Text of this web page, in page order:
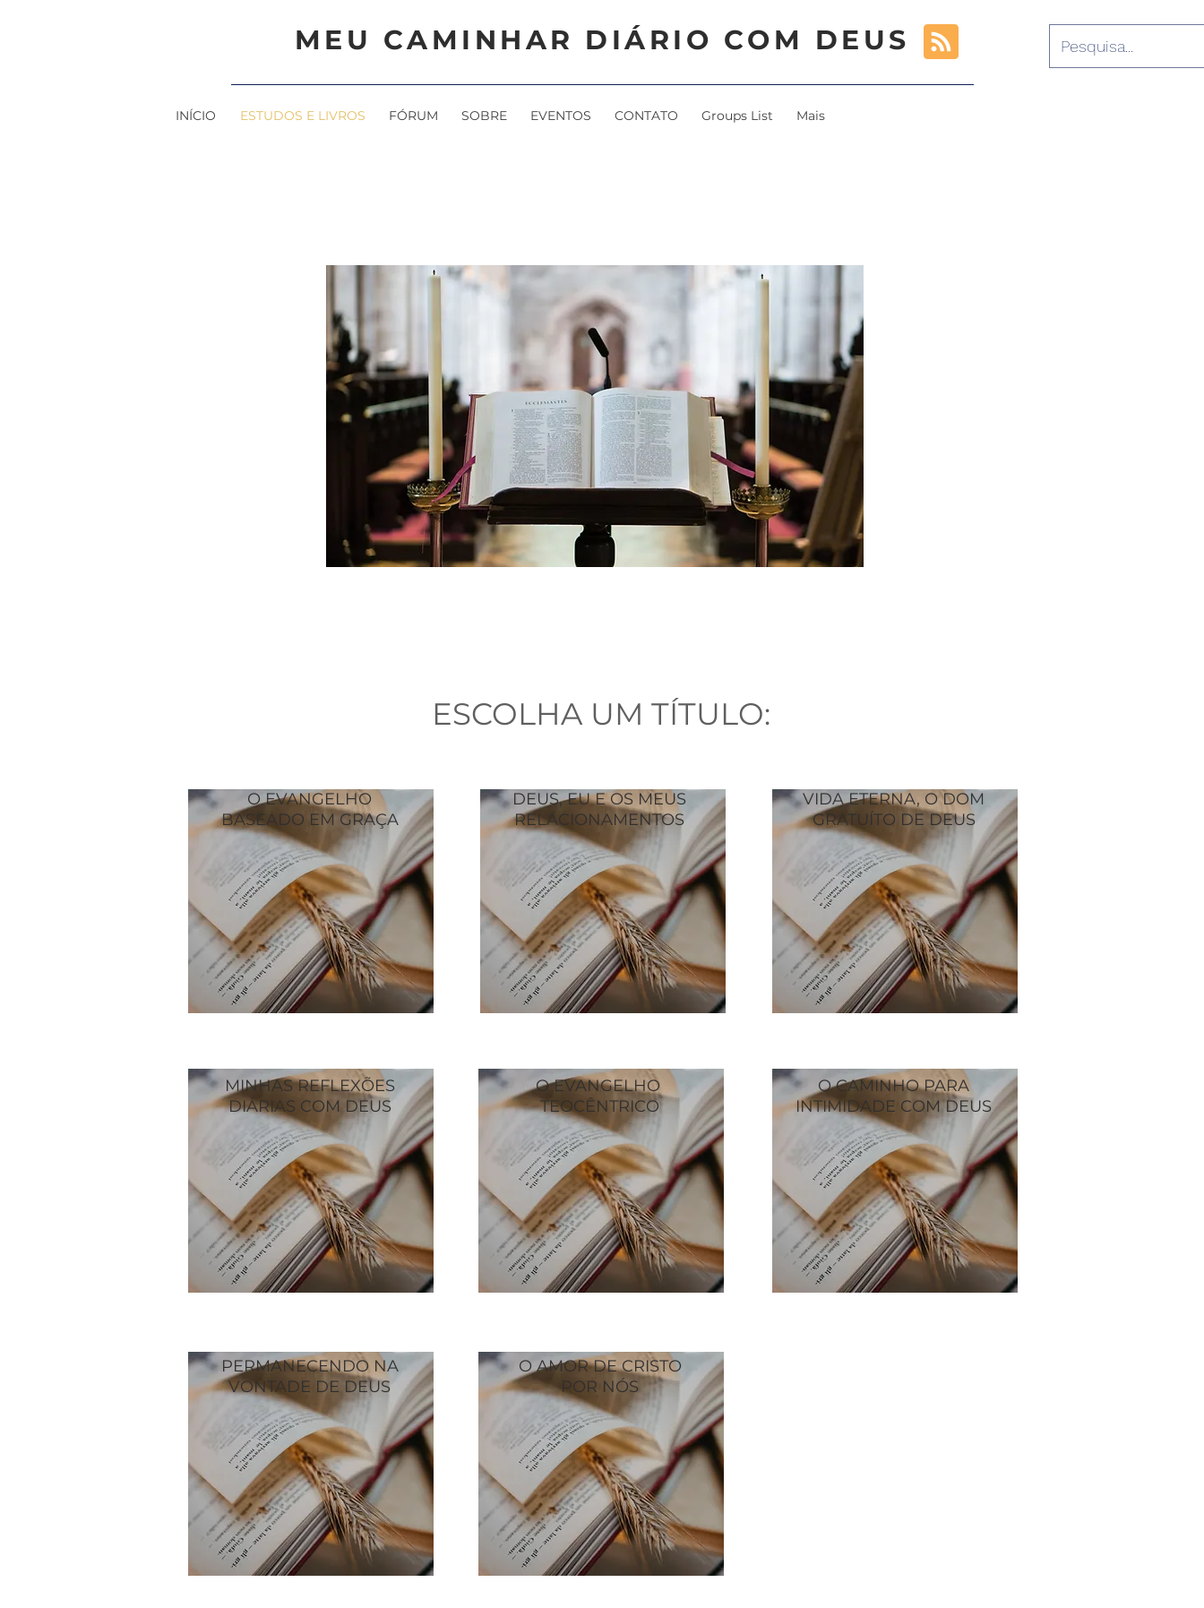
MEU CAMINHAR DIÁRIO COM DEUS
INÍCIO ESTUDOS E LIVROS FÓRUM SOBRE EVENTOS CONTATO Groups List Mais
ESCOLHA UM TÍTULO:
O EVANGELHO
BASEADO EM GRAÇA
MINHAS REFLEXÕES
DIÁRIAS COM DEUS
PERMANECENDO NA
VONTADE DE DEUS
DEUS, EU E OS MEUS
RELACIONAMENTOS
O EVANGELHO
TEOCÊNTRICO
O AMOR DE CRISTO
POR NÓS
VIDA ETERNA, O DOM
GRATUÍTO DE DEUS
O CAMINHO PARA
INTIMIDADE COM DEUS